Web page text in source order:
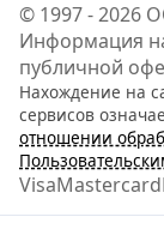
бежевый
белый
белый
© 1997 - 2026
Информация
публичной
Нахождение на
сервисов
отношении
VisaMastercard